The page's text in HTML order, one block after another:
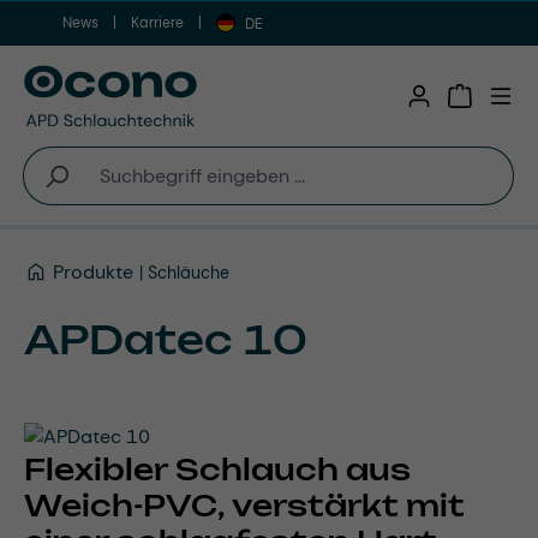
Zum Hauptinhalt springen
News Karriere DE
Produkte Schläuche
APDatec 10
Flexibler Schlauch aus
Weich-PVC, verstärkt mit